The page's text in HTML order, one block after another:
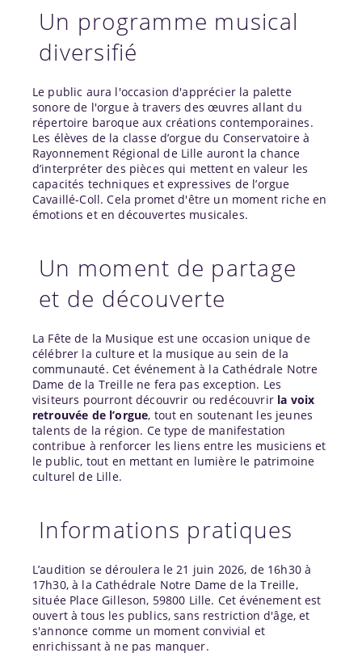
Un programme musical
diversifié
Le public aura l'occasion d'apprécier la palette
sonore de l'orgue à travers des œuvres allant du
répertoire baroque aux créations contemporaines.
Les élèves de la classe d’orgue du Conservatoire à
Rayonnement Régional de Lille auront la chance
d’interpréter des pièces qui mettent en valeur les
capacités techniques et expressives de l’orgue
Cavaillé-Coll. Cela promet d'être un moment riche en
émotions et en découvertes musicales.
Un moment de partage
et de découverte
La Fête de la Musique est une occasion unique de
célébrer la culture et la musique au sein de la
communauté. Cet événement à la Cathédrale Notre
Dame de la Treille ne fera pas exception. Les
visiteurs pourront découvrir ou redécouvrir la voix
retrouvée de l’orgue, tout en soutenant les jeunes
talents de la région. Ce type de manifestation
contribue à renforcer les liens entre les musiciens et
le public, tout en mettant en lumière le patrimoine
culturel de Lille.
Informations pratiques
L’audition se déroulera le 21 juin 2026, de 16h30 à
17h30, à la Cathédrale Notre Dame de la Treille,
située Place Gilleson, 59800 Lille. Cet événement est
ouvert à tous les publics, sans restriction d'âge, et
s'annonce comme un moment convivial et
enrichissant à ne pas manquer.